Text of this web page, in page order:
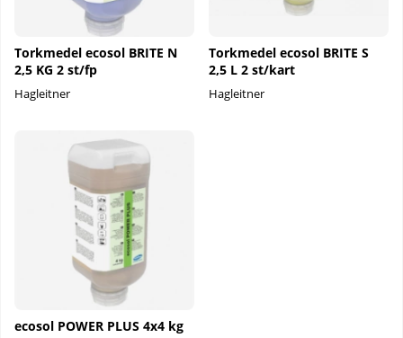
Torkmedel ecosol BRITE N
2,5 KG 2 st/fp
Hagleitner
Torkmedel ecosol BRITE S
2,5 L 2 st/kart
Hagleitner
ecosol POWER PLUS 4x4 kg